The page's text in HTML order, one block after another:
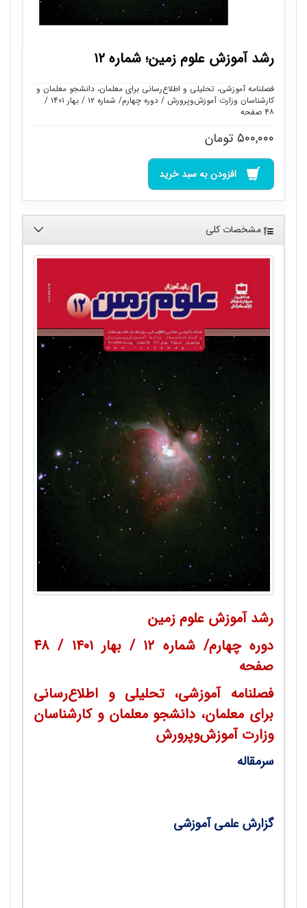
رشد آموزش علوم زمین؛ شماره ۱۲
فصلنامه آموزشی، تحلیلی و اطلاع‌رسانی برای معلمان، دانشجو معلمان و
کارشناسان وزارت آموزش‌وپرورش / دوره چهارم/ شماره ۱۲ / بهار ۱۴۰۱ /
۴۸ صفحه
۵۰۰,۰۰۰ تومان
افزودن به سبد خرید
مشخصات کلی
رشد آموزش علوم زمین
دوره چهارم/ شماره ۱۲ / بهار ۱۴۰۱
/ 48
صفحه
فصلنامه آموزشی، تحلیلی و اطلاع‌رسانی
برای معلمان، دانشجو معلمان و کارشناسان
وزارت آموزش‌وپرورش
سرمقاله
گزارش علمی آموزشی